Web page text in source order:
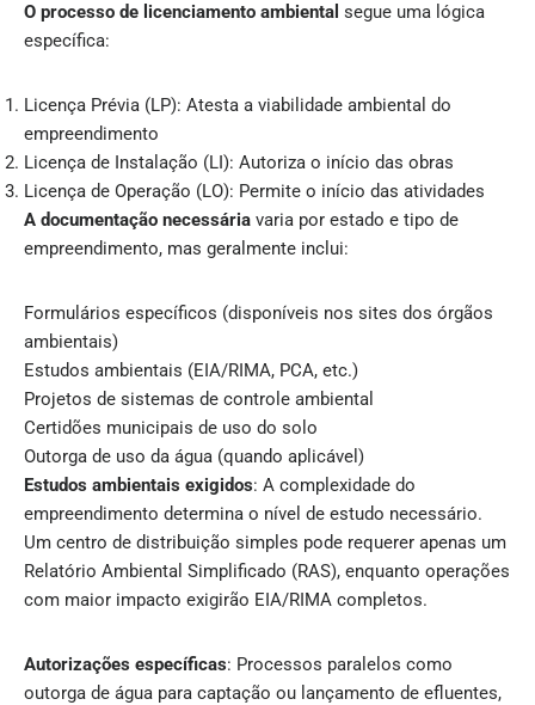
O processo de licenciamento ambiental segue uma lógica
específica:
Licença Prévia (LP): Atesta a viabilidade ambiental do
empreendimento
Licença de Instalação (LI): Autoriza o início das obras
Licença de Operação (LO): Permite o início das atividades
A documentação necessária varia por estado e tipo de
empreendimento, mas geralmente inclui:
Formulários específicos (disponíveis nos sites dos órgãos
ambientais)
Estudos ambientais (EIA/RIMA, PCA, etc.)
Projetos de sistemas de controle ambiental
Certidões municipais de uso do solo
Outorga de uso da água (quando aplicável)
Estudos ambientais exigidos: A complexidade do
empreendimento determina o nível de estudo necessário.
Um centro de distribuição simples pode requerer apenas um
Relatório Ambiental Simplificado (RAS), enquanto operações
com maior impacto exigirão EIA/RIMA completos.
Autorizações específicas: Processos paralelos como
outorga de água para captação ou lançamento de efluentes,